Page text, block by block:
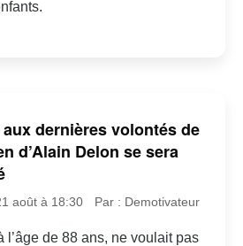
dernières volontés de
d’Alain Delon se sera
août à 18:30 Par : Demotivateur
l’âge de 88 ans, ne voulait pas